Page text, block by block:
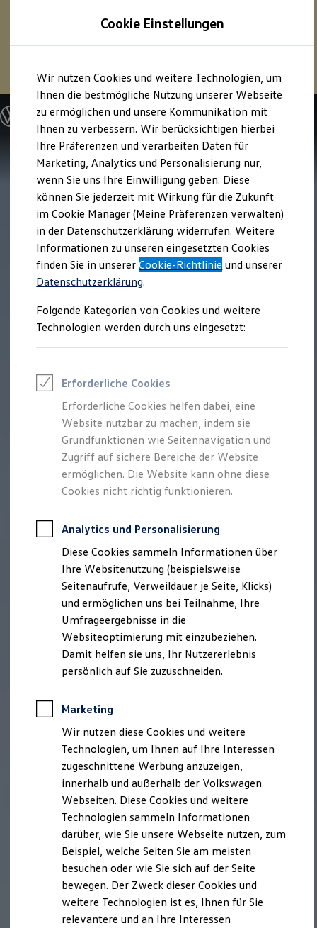
Hauptinhalt
springen
Footer
springen
Profitieren Sie von bis zu6.000 € 1
VolkswagenID. oder
Hybridmodelle.
Mehr zur E‑Auto-Förderung
Modelle und Konfigurator
Konfigurator
Modelle vergleichen
Konfiguration laden
Autosuche
Elektroautos
ENERGY Sondermodelle
Nutzfahrzeuge
SUV und CUV
Familienautos
Kombis
Kompaktwagen
Sportwagen
Schnell verfügbare Fahrzeuge
Angebote und Produkte
Aktuelle Angebote
E-Auto-Förderung
Volkswagen Marktplatz
Elektromobilität bei Gebrauchtwagen
Saisonangebote
Reifenpakete
Leasing
Leasing-Angebote
Gebrauchtwagen Leasing
Junge Gebrauchtwagen-Leasing
Elektroauto Leasing
Kleinwagen-Leasing
Autokredit mit Schlussrate
Versicherungen und Garantien
Kfz-Versicherung
Restschuldversicherungen
Garantien
Wartungsverträge
Geschäftskunden
Professional Class bei Volkswagen
Großkunden
Behörden
Direktkunden
Sonderfahrzeuge
Elektromobilität
Elektroautos
Elektrofahrzeugkonzepte
ID. EVERY1
Reichweite
Reichweite der ID. Modelle
Reichweite im Winter
Rekuperation
Laden
Laden unterwegs
Laden Zuhause
Ladestationen finden
Ladezeitensimulator
Sicherheit
Garantie und Lebensdauer
Nachhaltigkeit
Cookie Einstellungen
Wir nutzen Cookies und weitere Technologien, um
Ihnen die bestmögliche Nutzung unserer Webseite
zu ermöglichen und unsere Kommunikation mit
Ihnen zu verbessern. Wir berücksichtigen hierbei
Ihre Präferenzen und verarbeiten Daten für
Marketing, Analytics und Personalisierung nur,
wenn Sie uns Ihre Einwilligung geben. Diese
können Sie jederzeit mit Wirkung für die Zukunft
im Cookie Manager (Meine Präferenzen verwalten)
in der Datenschutzerklärung widerrufen. Weitere
Informationen zu unseren eingesetzten Cookies
finden Sie in unsererCookie-Richtlinie und unserer
Datenschutzerklärung.
Folgende Kategorien von Cookies und weitere
Technologien werden durch uns eingesetzt:
Erforderliche Cookies
Erforderliche Cookies helfen dabei, eine
Website nutzbar zu machen, indem sie
Grundfunktionen wie Seitennavigation und
Zugriff auf sichere Bereiche der Website
ermöglichen. Die Website kann ohne diese
Cookies nicht richtig funktionieren.
Analytics und Personalisierung
Diese Cookies sammeln Informationen über
Ihre Websitenutzung (beispielsweise
Seitenaufrufe, Verweildauer je Seite, Klicks)
und ermöglichen uns bei Teilnahme, Ihre
Umfrageergebnisse in die
Websiteoptimierung mit einzubeziehen.
Damit helfen sie uns, Ihr Nutzererlebnis
persönlich auf Sie zuzuschneiden.
Marketing
Wir nutzen diese Cookies und weitere
Technologien, um Ihnen auf Ihre Interessen
zugeschnittene Werbung anzuzeigen,
innerhalb und außerhalb der Volkswagen
Webseiten. Diese Cookies und weitere
Technologien sammeln Informationen
darüber, wie Sie unsere Webseite nutzen, zum
Beispiel, welche Seiten Sie am meisten
besuchen oder wie Sie sich auf der Seite
bewegen. Der Zweck dieser Cookies und
weitere Technologien ist es, Ihnen für Sie
relevantere und an Ihre Interessen